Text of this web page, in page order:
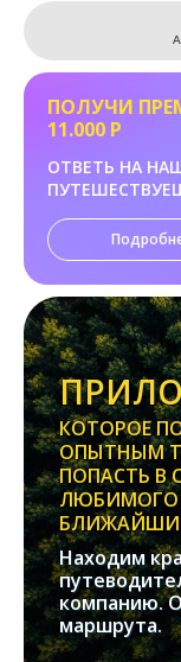
ПОЛУЧИ
11.000 Р
ОТВЕТЬ НА
КОТОРОЕ
ОПЫТНЫМ
ПОПАСТЬ В
ЛЮБИМОГО
Находим
компанию.
маршрута.